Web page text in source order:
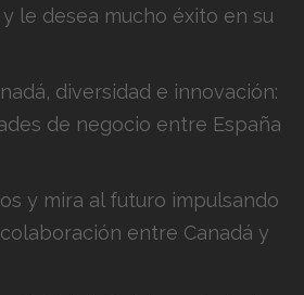
le desea mucho éxito en su
diversidad e innovación:
de negocio entre España
y mira al futuro impulsando
entre Canadá y